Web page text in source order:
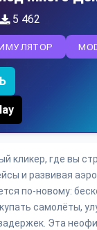
5 462
кликер, где вы
и развивая
по-новому:
самолёты,
Эта